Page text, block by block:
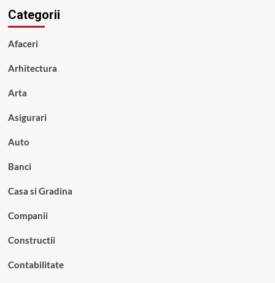
Categorii
Afaceri
Arhitectura
Arta
Asigurari
Auto
Banci
Casa si Gradina
Companii
Constructii
Contabilitate